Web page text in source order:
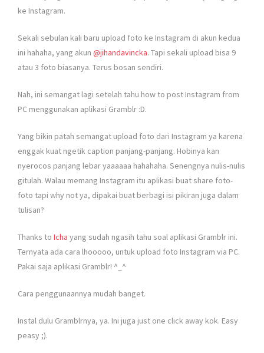
ke Instagram.
Sekali sebulan kali baru upload foto ke Instagram di akun kedua
ini hahaha, yang akun @jihandavincka. Tapi sekali upload bisa 9
atau 3 foto biasanya. Terus bosan sendiri.
Nah, ini semangat lagi setelah tahu how to post Instagram from
PC menggunakan aplikasi Gramblr :D.
Yang bikin patah semangat upload foto dari Instagram ya karena
enggak kuat ngetik caption panjang-panjang. Hobinya kan
nyerocos panjang lebar yaaaaaa hahahaha. Senengnya nulis-nulis
gitulah. Walau memang Instagram itu aplikasi buat share foto-
foto tapi why not ya, dipakai buat berbagi isi pikiran juga dalam
tulisan?
Thanks to Icha yang sudah ngasih tahu soal aplikasi Gramblr ini.
Ternyata ada cara lhooooo, untuk upload foto Instagram via PC.
Pakai saja aplikasi Gramblr! ^_^
Cara penggunaannya mudah banget.
Instal dulu Gramblrnya, ya. Ini juga just one click away kok. Easy
peasy ;).